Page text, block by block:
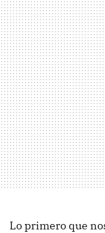
Lo primero que